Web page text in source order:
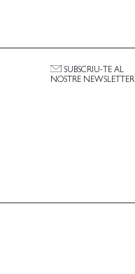
SUBSCRIU-TE AL
NOSTRE NEWSLETTER